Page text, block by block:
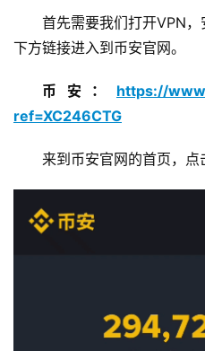
首先需要我们打开VPN
下方链接进入到币安官网。
币安： https://
ref=XC246CTG
来到币安官网的首页，点